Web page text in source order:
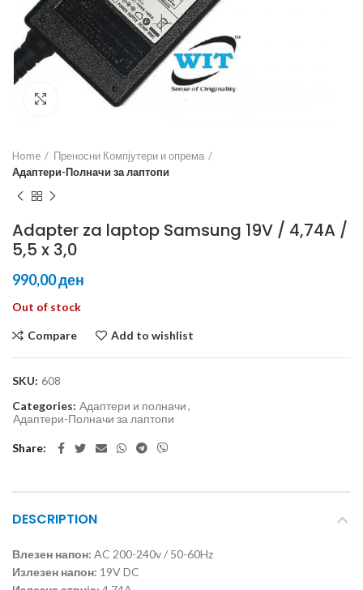
Click to enlarge
Home
Преносни Компјутери и опрема
Адаптери-Полначи за лаптопи
Adapter za laptop Samsung 19V / 4,74A /
5,5 x 3,0
ден
Out of stock
Compare Add to wishlist
SKU: 608
Categories: Адаптери и полначи,
Адаптери-Полначи за лаптопи
Share
DESCRIPTION
Влезен напон: AC 200-240v / 50-60Hz
Излезен напон: 19V DC